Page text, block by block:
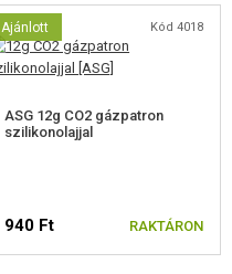
Ajánlott Kód 4018
ASG 12g CO2 gázpatron
szilikonolajjal
940 Ft RAKTÁRON